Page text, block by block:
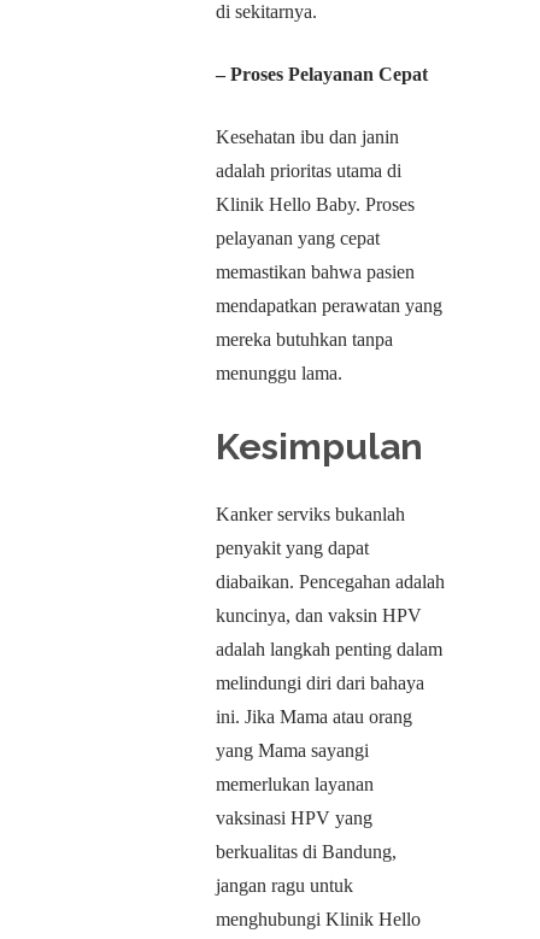
di sekitarnya.
– Proses Pelayanan Cepat
Kesehatan ibu dan janin
adalah prioritas utama di
Klinik Hello Baby. Proses
pelayanan yang cepat
memastikan bahwa pasien
mendapatkan perawatan yang
mereka butuhkan tanpa
menunggu lama.
Kesimpulan
Kanker serviks bukanlah
penyakit yang dapat
diabaikan. Pencegahan adalah
kuncinya, dan vaksin HPV
adalah langkah penting dalam
melindungi diri dari bahaya
ini. Jika Mama atau orang
yang Mama sayangi
memerlukan layanan
vaksinasi HPV yang
berkualitas di Bandung,
jangan ragu untuk
menghubungi Klinik Hello